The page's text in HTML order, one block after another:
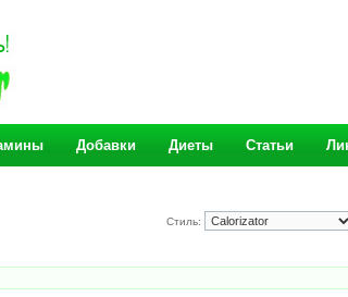
Добавки Диеты Статьи
Стиль: